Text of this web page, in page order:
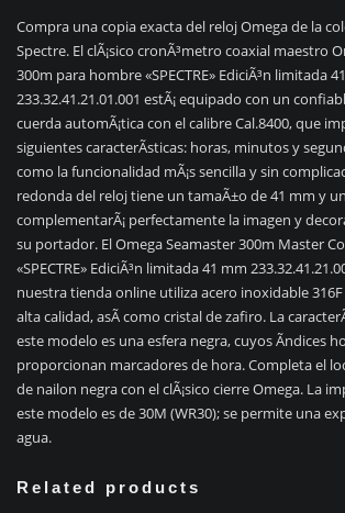
Compra una copia exacta del reloj Omega de la
Spectre. El clÃ¡sico cronÃ³metro coaxial maestro
300m para hombre «SPECTRE» EdiciÃ³n limitada
233.32.41.21.01.001 estÃ¡ equipado con un
cuerda automÃ¡tica con el calibre Cal.8400, que
siguientes caracterÃ­sticas: horas, minutos y
como la funcionalidad mÃ¡s sencilla y sin
redonda del reloj tiene un tamaÃ±o de 41 mm y
complementarÃ¡ perfectamente la imagen y
su portador. El Omega Seamaster 300m Master
«SPECTRE» EdiciÃ³n limitada 41 mm
nuestra tienda online utiliza acero inoxidable 316F
alta calidad, asÃ­ como cristal de zafiro. La
este modelo es una esfera negra, cuyos Ã­ndices
proporcionan marcadores de hora. Completa el
de nailon negra con el clÃ¡sico cierre Omega. La
este modelo es de 30M (WR30); se permite una
agua.
Related products